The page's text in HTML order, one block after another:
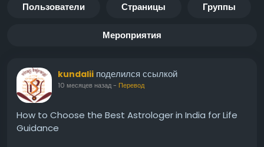
Пользователи Страницы Группы
Мероприятия
kundalii поделился ссылкой
10 месяцев назад- Перевод
How to Choose the Best Astrologer in India for Life
Guidance